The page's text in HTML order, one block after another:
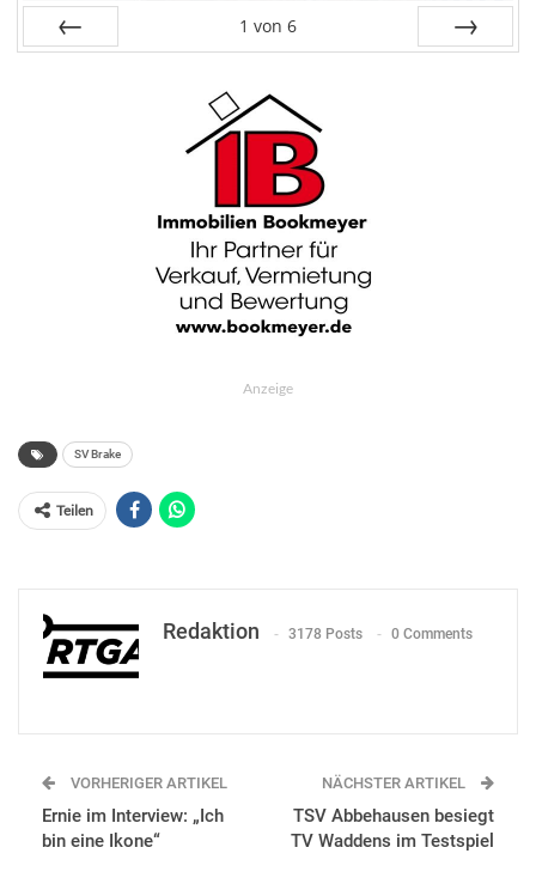
1 von 6
Anzeige
SV Brake
Teilen
Redaktion 3178 Posts 0 Comments
VORHERIGER ARTIKEL
Ernie im Interview: „Ich
bin eine Ikone“
NÄCHSTER ARTIKEL
TSV Abbehausen besiegt
TV Waddens im Testspiel